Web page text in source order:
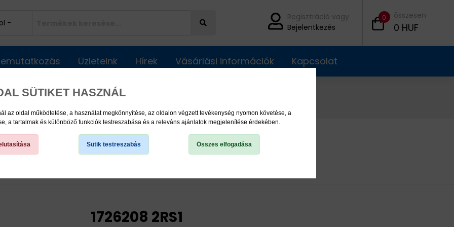
SÜTIKET HASZNÁL
az oldal működtetése, a használat megkönnyítése, az oldalon végzett tevékenység nyomon követése, a
a tartalmak és különböző funkciók testreszabása és a releváns ajánlatok megjelenítése érdekében.
Sütik testreszabás Összes elfogadása
Regisztráció vagy
Bejelentkezés
0 összesen
0 HUF
Üzleteink Hírek Vásárlási információk Kapcsolat
1726208 2RS1